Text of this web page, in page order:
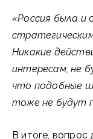
«Россия была
Никакие
интересам, не
что подобные
тоже не будут
В итоге,